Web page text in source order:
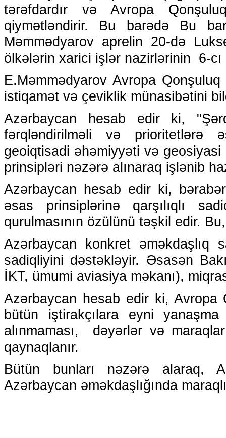
tərəfdardır və Avropa
qiymətləndirir. Bu barədə Bu
Məmmədyarov aprelin 20-də
ölkələrin xarici işlər nazirlərinin 6-
E.Məmmədyarov Avropa
istiqamət və çeviklik münasibətini
Azərbaycan hesab edir ki,
fərqləndirilməli və prioritetlərə
geoiqtisadi əhəmiyyəti və
prinsipləri nəzərə alınaraq işlənib
Azərbaycan hesab edir ki,
əsas prinsiplərinə qarşılıqlı
qurulmasının özülünü təşkil edir.
Azərbaycan konkret əməkdaşlıq
sadiqliyini dəstəkləyir. Əsasən
İKT, ümumi aviasiya məkanı),
Azərbaycan hesab edir ki, Avropa
bütün iştirakçılara eyni
alınmaması, dəyərlər və maraqlar
qaynaqlanır.
Bütün bunları nəzərə alaraq,
Azərbaycan əməkdaşlığında